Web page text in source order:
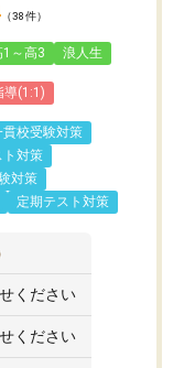
（38件）
1～高3 浪人生
導(1:1)
貫校受験対策
ト対策
対策
定期テスト対策
ください
ください